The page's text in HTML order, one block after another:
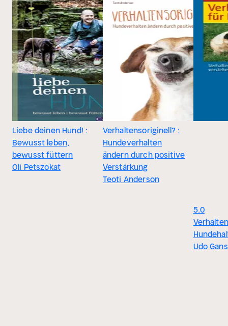
Liebe deinen Hund! :
Bewusst leben,
bewusst füttern
Oli Petszokat
Verhaltensoriginell? :
Hundeverhalten
ändern durch positive
Verstärkung
Teoti Anderson
5.0
Udo